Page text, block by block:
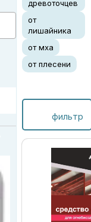
древоточцев
от
лишайника
от мха
от плесени
фильтр